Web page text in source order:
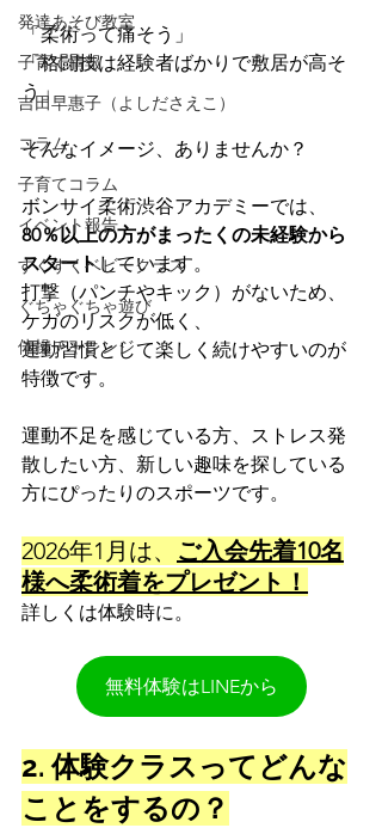
発達あそび教室
子育て情報
吉田早惠子（よしださえこ）
コラム
子育てコラム
イベント報告
すくすくベビークラス
ぐちゃぐちゃ遊び
体操チャレンジ
「柔術って痛そう」
「格闘技は経験者ばかりで敷居が高そ
う」
そんなイメージ、ありませんか？
ボンサイ柔術渋谷アカデミーでは、
80％以上の方がまったくの未経験から
スタートしています。
打撃（パンチやキック）がないため、
ケガのリスクが低く、
運動習慣として楽しく続けやすいのが
特徴です。
運動不足を感じている方、ストレス発
散したい方、新しい趣味を探している
方にぴったりのスポーツです。
2026年1月は、 ご入会先着10名
様へ柔術着をプレゼント！
詳しくは体験時に。
無料体験はLINEから
2. 体験クラスってどんな
ことをするの？